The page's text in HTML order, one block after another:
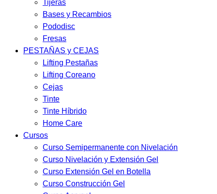
Tijeras
Bases y Recambios
Pododisc
Fresas
PESTAÑAS y CEJAS
Lifting Pestañas
Lifting Coreano
Cejas
Tinte
Tinte Híbrido
Home Care
Cursos
Curso Semipermanente con Nivelación
Curso Nivelación y Extensión Gel
Curso Extensión Gel en Botella
Curso Construcción Gel